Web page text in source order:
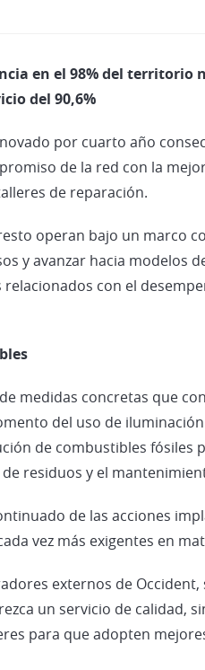
en el 98% del territorio
del 90,6%
por cuarto año
de la red con la
de reparación.
operan bajo un marco
y avanzar hacia modelos
con el
medidas concretas que
del uso de
de combustibles fósiles
residuos y el
de las acciones
vez más exigentes en
externos de
un servicio de calidad,
para que adopten